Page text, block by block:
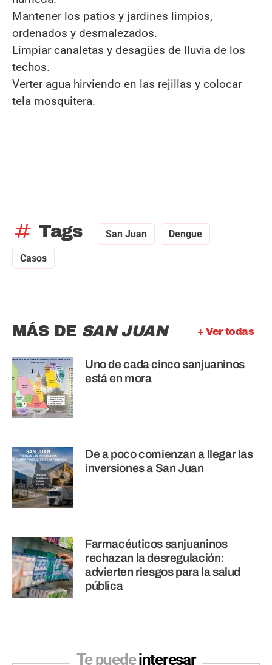
Mantener los patios y jardines limpios,
ordenados y desmalezados.
Limpiar canaletas y desagües de lluvia de los
techos.
Verter agua hirviendo en las rejillas y colocar
tela mosquitera.
tag Tags San Juan Dengue
Casos
+ Ver todas
MÁS DE SAN JUAN
Uno de cada cinco sanjuaninos
está en mora
De a poco comienzan a llegar las
inversiones a San Juan
Farmacéuticos sanjuaninos
rechazan la desregulación:
advierten riesgos para la salud
pública
Te puedeinteresar